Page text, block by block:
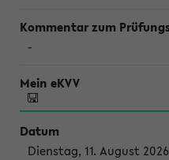
-
Dienstag, 11. August 2026